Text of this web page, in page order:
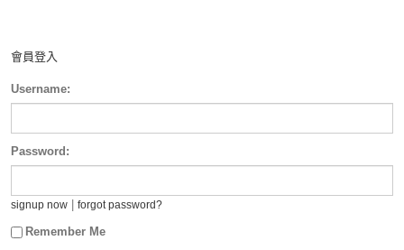
會員登入
Username:
Password:
signup now forgot password?
Remember Me